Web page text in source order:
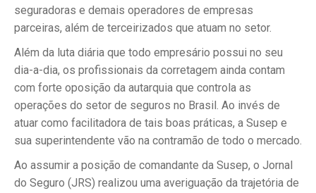
seguradoras e demais operadores de empresas
parceiras, além de terceirizados que atuam no setor.
Além da luta diária que todo empresário possui no seu
dia-a-dia, os profissionais da corretagem ainda contam
com forte oposição da autarquia que controla as
operações do setor de seguros no Brasil. Ao invés de
atuar como facilitadora de tais boas práticas, a Susep e
sua superintendente vão na contramão de todo o mercado.
Ao assumir a posição de comandante da Susep, o Jornal
do Seguro (JRS) realizou uma averiguação da trajetória de